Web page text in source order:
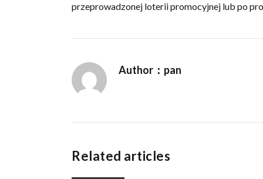
przeprowadzonej loterii promocyjnej lub po
Author：pan
Related articles